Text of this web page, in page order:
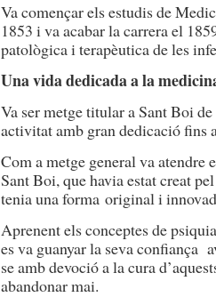
Va començar els estudis de
1853 i va acabar la carrera el
patològica i terapèutica de les
Una vida dedicada a la
Va ser metge titular a Sant Boi
activitat amb gran dedicació fins
Com a metge general va
Sant Boi, que havia estat creat
tenia una forma original i
Aprenent els conceptes de
es va guanyar la seva confiança
se amb devoció a la cura
abandonar mai.